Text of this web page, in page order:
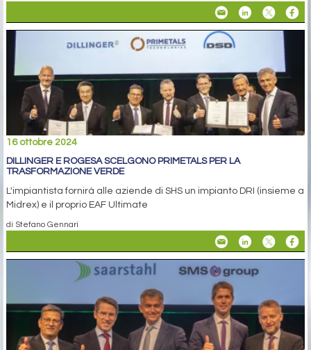
16 ottobre 2024
DILLINGER E ROGESA SCELGONO PRIMETALS PER LA
TRASFORMAZIONE VERDE
L'impiantista fornirà alle aziende di SHS un impianto DRI (insieme a
Midrex) e il proprio EAF Ultimate
di Stefano Gennari